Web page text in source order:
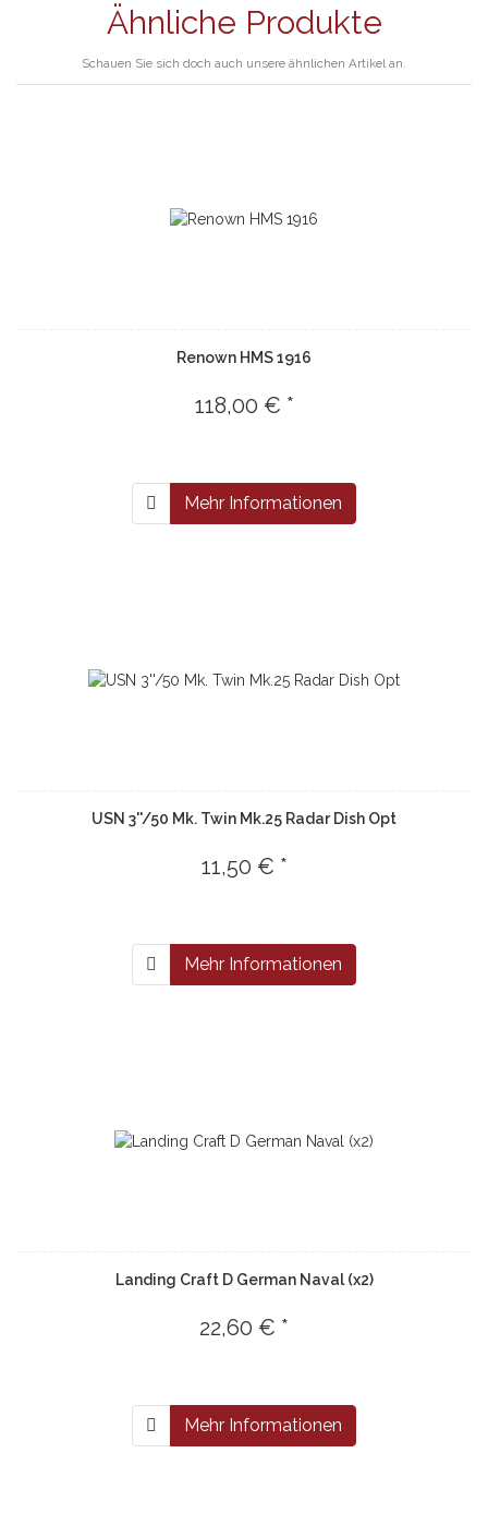
Ähnliche Produkte
Schauen Sie sich doch auch unsere ähnlichen Artikel an.
Renown HMS 1916
118,00 € *
Mehr Informationen
USN 3''/50 Mk. Twin Mk.25 Radar Dish Opt
11,50 € *
Mehr Informationen
Landing Craft D German Naval (x2)
22,60 € *
Mehr Informationen